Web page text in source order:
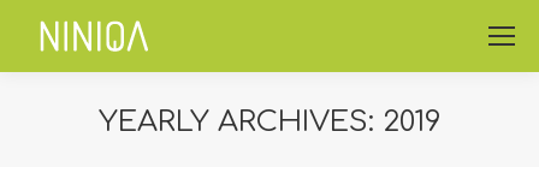
YEARLY ARCHIVES: 2019